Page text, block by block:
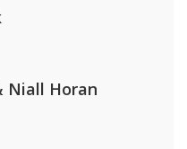
Niall Horan